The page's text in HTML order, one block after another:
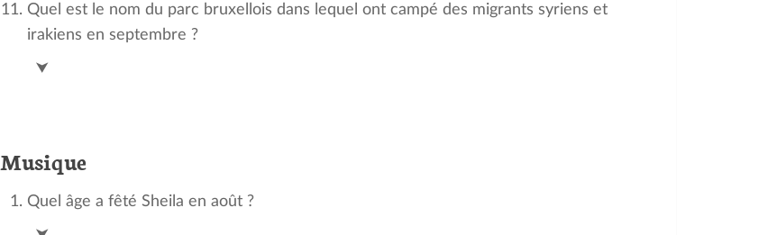
Quel est le nom du parc bruxellois dans lequel ont campé des migrants syriens et
irakiens en septembre ?
Parc Maximilien
⮟
Musique
Quel âge a fêté Sheila en août ?
70 ans